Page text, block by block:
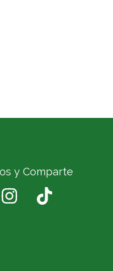
y Comparte